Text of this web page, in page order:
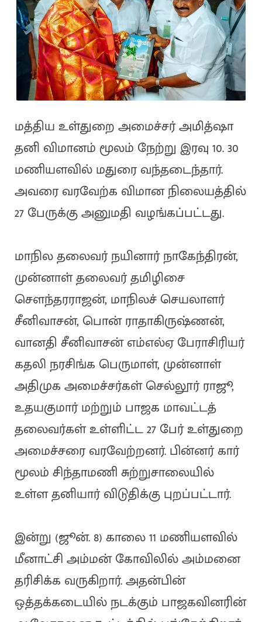
மத்திய உள்துறை அமைச்சர் அமித்ஷா
தனி விமானம் மூலம் நேற்று இரவு 10. 30
மணியளவில் மதுரை வந்தடைந்தார்.
அவரை வரவேற்க விமான நிலையத்தில்
27 பேருக்கு அனுமதி வழங்கப்பட்டது.
மாநில தலைவர் நயினார் நாகேந்திரன்,
முன்னாள் தலைவர் தமிழிசை
சௌந்தரராஜன், மாநிலச் செயலாளர்
சீனிவாசன், பொன் ராதாகிருஷ்ணன்,
வானதி சீனிவாசன் எம்எல்ஏ பேராசிரியர்
கதலி நரசிங்க பெருமாள், முன்னாள்
அதிமுக அமைச்சர்கள் செல்லூர் ராஜூ,
உதயகுமார் மற்றும் பாஜக மாவட்டத்
தலைவர்கள் உள்ளிட்ட 27 பேர் உள்துறை
அமைச்சரை வரவேற்றனர். பின்னர் கார்
மூலம் சிந்தாமணி சுற்றுசாலையில்
உள்ள தனியார் விடுதிக்கு புறப்பட்டார்.
இன்று (ஜூன். 8) காலை 11 மணியளவில்
மீனாட்சி அம்மன் கோவிலில் அம்மனை
தரிசிக்க வருகிறார். அதன்பின்
ஒத்தக்கடையில் நடக்கும் பாஜகவினரின்